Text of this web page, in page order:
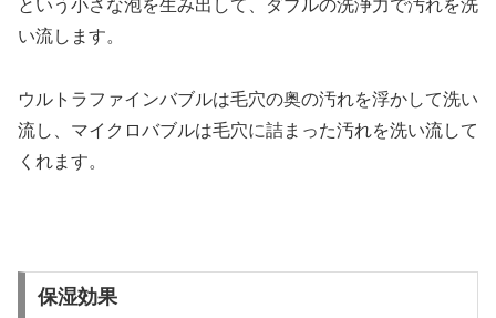
という小さな泡を生み出して、ダブルの洗浄力で汚れを洗
い流します。
ウルトラファインバブルは毛穴の奥の汚れを浮かして洗い
流し、マイクロバブルは毛穴に詰まった汚れを洗い流して
くれます。
保湿効果